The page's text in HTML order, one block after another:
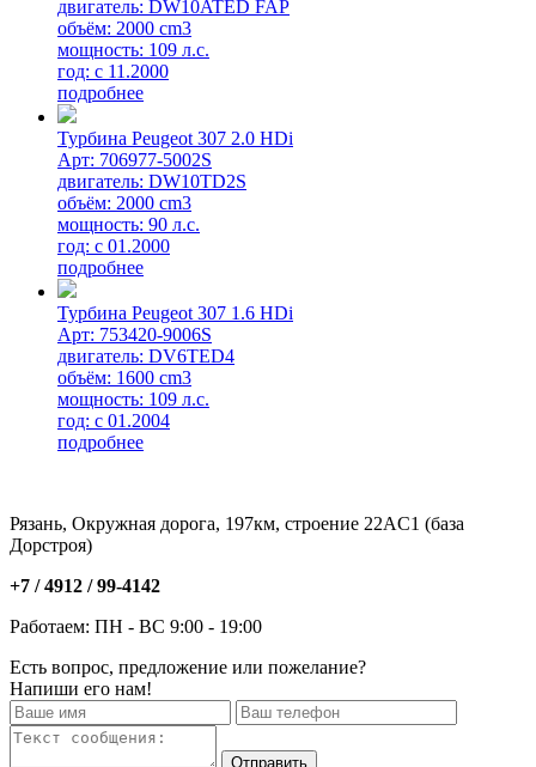
двигатель: DW10ATED FAP
объём: 2000 cm3
мощность: 109 л.с.
год: с 11.2000
подробнее
Турбина Peugeot 307 2.0 HDi
Арт: 706977-5002S
двигатель: DW10TD2S
объём: 2000 cm3
мощность: 90 л.с.
год: с 01.2000
подробнее
Турбина Peugeot 307 1.6 HDi
Арт: 753420-9006S
двигатель: DV6TED4
объём: 1600 cm3
мощность: 109 л.с.
год: с 01.2004
подробнее
Рязань, Окружная дорога, 197км, строение 22АC1 (база
Дорстроя)
+7 / 4912 /99-4142
Работаем: ПН - ВС 9:00 - 19:00
Есть вопрос, предложение или пожелание?
Напиши его нам!